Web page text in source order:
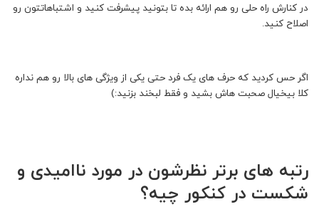
در کنارش راه حلی رو هم ارائه بده تا بتونید پیشرفت کنید و اشتباهاتتون رو
اصلاح کنید.
اگر حس کردید که حرف های یک فرد حتی یکی از ویژگی های بالا رو هم نداره
کلا بیخیال صحبت هاش بشید و فقط لبخند بزنید:)
رتبه های برتر نظرشون در مورد ناامیدی و
شکست در کنکور چیه؟